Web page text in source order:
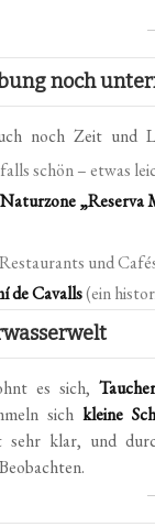
noch
noch Zeit und
schön – etwas
Naturzone „Reserva
und
de Cavalls(ein
es sich,
sichkleine
sehr klar, und